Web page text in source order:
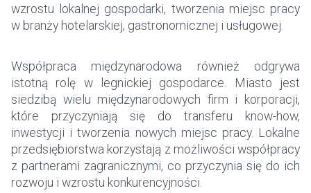
wzrostu lokalnej gospodarki, tworzenia miejsc pracy
w branży hotelarskiej, gastronomicznej i usługowej.
Współpraca międzynarodowa również odgrywa
istotną rolę w legnickiej gospodarce. Miasto jest
siedzibą wielu międzynarodowych firm i korporacji,
które przyczyniają się do transferu know-how,
inwestycji i tworzenia nowych miejsc pracy. Lokalne
przedsiębiorstwa korzystają z możliwości współpracy
z partnerami zagranicznymi, co przyczynia się do ich
rozwoju i wzrostu konkurencyjności.